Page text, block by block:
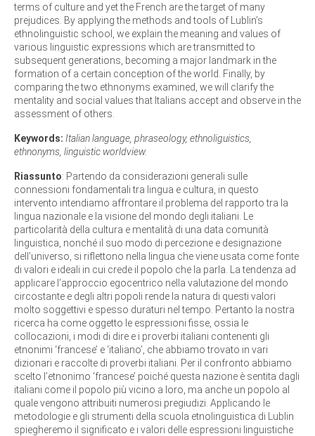
terms of culture and yet the French are the target of many
prejudices. By applying the methods and tools of Lublin’s
ethnolinguistic school, we explain the meaning and values of
various linguistic expressions which are transmitted to
subsequent generations, becoming a major landmark in the
formation of a certain conception of the world. Finally, by
comparing the two ethnonyms examined, we will clarify the
mentality and social values that Italians accept and observe in the
assessment of others.
Keywords: Italian language, phraseology, ethnoliguistics,
ethnonyms, linguistic worldview.
Riassunto: Partendo da considerazioni generali sulle
connessioni fondamentali tra lingua e cultura, in questo
intervento intendiamo affrontare il problema del rapporto tra la
lingua nazionale e la visione del mondo degli italiani. Le
particolarità della cultura e mentalità di una data comunità
linguistica, nonché il suo modo di percezione e designazione
dell’universo, si riflettono nella lingua che viene usata come fonte
di valori e ideali in cui crede il popolo che la parla. La tendenza ad
applicare l’approccio egocentrico nella valutazione del mondo
circostante e degli altri popoli rende la natura di questi valori
molto soggettivi e spesso duraturi nel tempo. Pertanto la nostra
ricerca ha come oggetto le espressioni fisse, ossia le
collocazioni, i modi di dire e i proverbi italiani contenenti gli
etnonimi ‘francese’ e ‘italiano’, che abbiamo trovato in vari
dizionari e raccolte di proverbi italiani. Per il confronto abbiamo
scelto l’etnonimo ‘francese’ poiché questa nazione è sentita dagli
italiani come il popolo più vicino a loro, ma anche un popolo al
quale vengono attribuiti numerosi pregiudizi. Applicando le
metodologie e gli strumenti della scuola etnolinguistica di Lublin
spiegheremo il significato e i valori delle espressioni linguistiche